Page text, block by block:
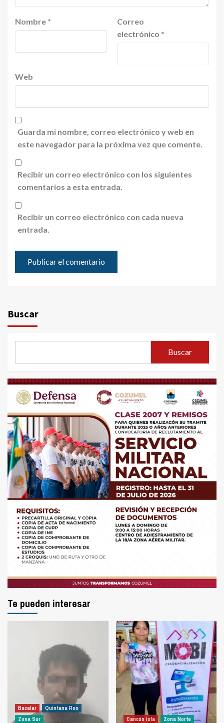
Nombre *
Correo
electrónico *
Web
Guarda mi nombre, correo electrónico y web en
este navegador para la próxima vez que comente.
Recibir un correo electrónico con los siguientes
comentarios a esta entrada.
Recibir un correo electrónico con cada nueva
entrada.
Buscar
Buscar
Te pueden interesar
Bacalar
Quintana Roo
Zona Sur
Cancún isla Zona Norte